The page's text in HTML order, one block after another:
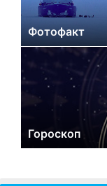
Фотофакт
Гороскоп